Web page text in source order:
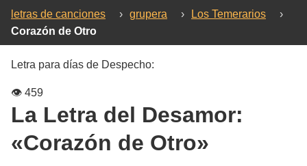
letras de canciones › grupera › Los Temerarios
›
Corazón de Otro
Letra para días de Despecho:
👁️ 459
La Letra del Desamor:
«Corazón de Otro»